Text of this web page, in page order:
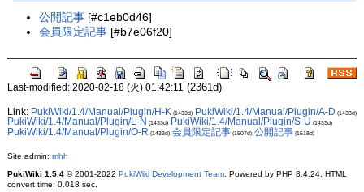
公開記事 [#c1eb0d46]
会員限定記事 [#b7e06f20]
Last-modified: 2020-02-18 (火) 01:42:11 (2361d)
Link: PukiWiki/1.4/Manual/Plugin/H-K (1433d) PukiWiki/1.4/Manual/Plugin/A-D (1433d)
PukiWiki/1.4/Manual/Plugin/L-N (1433d) PukiWiki/1.4/Manual/Plugin/S-U (1433d)
PukiWiki/1.4/Manual/Plugin/O-R (1433d) 会員限定記事(1507d) 公開記事(1518d)
Site admin: mhh
PukiWiki 1.5.4© 2001-2022 PukiWiki Development Team. Powered by PHP 8.4.24. HTML
convert time: 0.018 sec.